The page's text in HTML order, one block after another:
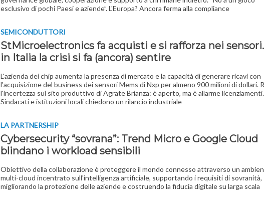
esclusivo di pochi Paesi e aziende”. L'Europa? Ancora ferma alla compliance
SEMICONDUTTORI
StMicroelectronics fa acquisti e si rafforza nei
in Italia la crisi si fa (ancora) sentire
L'azienda dei chip aumenta la presenza di mercato e la capacità di generare ricavi con
l'acquisizione del business dei sensori Mems di Nxp per almeno 900 milioni di dollari.
l'incertezza sul sito produttivo di Agrate Brianza: è aperto, ma è allarme licenziamenti.
Sindacati e istituzioni locali chiedono un rilancio industriale
LA PARTNERSHIP
Cybersecurity “sovrana”: Trend Micro e Google Cloud
blindano i workload sensibili
Obiettivo della collaborazione è proteggere il mondo connesso attraverso un
multi-cloud incentrato sull'intelligenza artificiale, supportando i requisiti di sovranità,
migliorando la protezione delle aziende e costruendo la fiducia digitale su larga scala